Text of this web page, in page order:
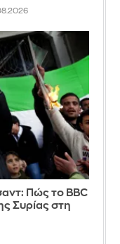
Πώς το BBC
Συρίας στη